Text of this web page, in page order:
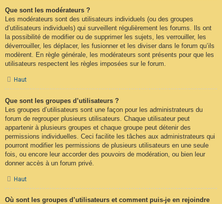
Que sont les modérateurs ?
Les modérateurs sont des utilisateurs individuels (ou des groupes
d’utilisateurs individuels) qui surveillent régulièrement les forums. Ils ont
la possibilité de modifier ou de supprimer les sujets, les verrouiller, les
déverrouiller, les déplacer, les fusionner et les diviser dans le forum qu’ils
modèrent. En règle générale, les modérateurs sont présents pour que les
utilisateurs respectent les règles imposées sur le forum.
Haut
Que sont les groupes d’utilisateurs ?
Les groupes d’utilisateurs sont une façon pour les administrateurs du
forum de regrouper plusieurs utilisateurs. Chaque utilisateur peut
appartenir à plusieurs groupes et chaque groupe peut détenir des
permissions individuelles. Ceci facilite les tâches aux administrateurs qui
pourront modifier les permissions de plusieurs utilisateurs en une seule
fois, ou encore leur accorder des pouvoirs de modération, ou bien leur
donner accès à un forum privé.
Haut
Où sont les groupes d’utilisateurs et comment puis-je en rejoindre